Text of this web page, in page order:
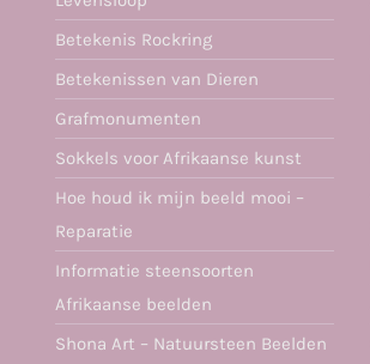
Betekenis Rockring
Betekenissen van Dieren
Grafmonumenten
Sokkels voor Afrikaanse kunst
Hoe houd ik mijn beeld mooi –
Reparatie
Informatie steensoorten
Afrikaanse beelden
Shona Art – Natuursteen Beelden